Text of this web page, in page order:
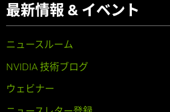
最新情報 & イベント
ニュースルーム
NVIDIA 技術ブログ
ウェビナー